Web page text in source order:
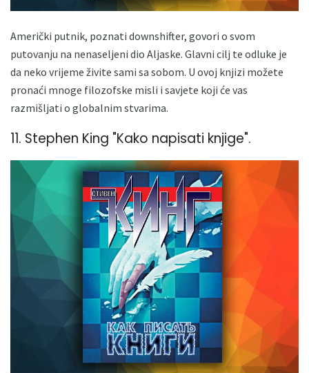
Američki putnik, poznati downshifter, govori o svom
putovanju na nenaseljeni dio Aljaske. Glavni cilj te odluke je
da neko vrijeme živite sami sa sobom. U ovoj knjizi možete
pronaći mnoge filozofske misli i savjete koji će vas
razmišljati o globalnim stvarima.
11. Stephen King "Kako napisati knjige".